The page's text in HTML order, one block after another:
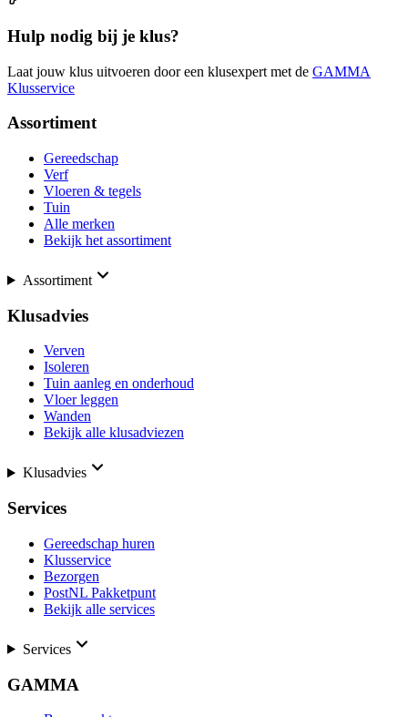
Hulp nodig bij je klus?
Laat jouw klus uitvoeren door een klusexpert met de GAMMA
Klusservice
Assortiment
Gereedschap
Verf
Vloeren & tegels
Tuin
Alle merken
Bekijk het assortiment
Assortiment
Klusadvies
Verven
Isoleren
Tuin aanleg en onderhoud
Vloer leggen
Wanden
Bekijk alle klusadviezen
Klusadvies
Services
Gereedschap huren
Klusservice
Bezorgen
PostNL Pakketpunt
Bekijk alle services
Services
GAMMA